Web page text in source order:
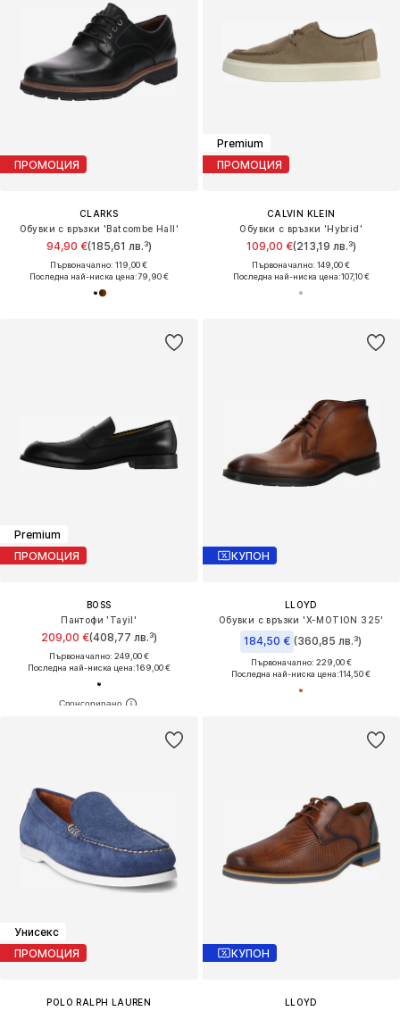
ПРОМОЦИЯ
CLARKS
Обувки с връзки 'Batcombe Hall'
94,90 €(185,61 лв.³)
Първоначално: 119,00 €
Последна най-ниска цена:79,90 €
Premium
ПРОМОЦИЯ
CALVIN KLEIN
Обувки с връзки 'Hybrid'
109,00 €(213,19 лв.³)
Първоначално: 149,00 €
Последна най-ниска цена:107,10 €
Premium
ПРОМОЦИЯ
BOSS
Пантофи 'Tayil'
209,00 €(408,77 лв.³)
Първоначално: 249,00 €
Последна най-ниска цена:169,00 €
КУПОН
LLOYD
Обувки с връзки 'X-MOTION 325'
184,50 € (360,85 лв.³)
Първоначално: 229,00 €
Последна най-ниска цена:114,50 €
Унисекс
ПРОМОЦИЯ
POLO RALPH LAUREN
КУПОН
LLOYD